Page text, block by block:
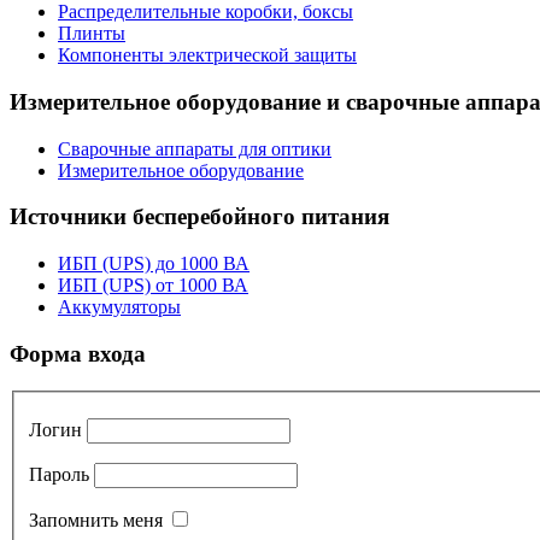
Распределительные коробки, боксы
Плинты
Компоненты электрической защиты
Измерительное оборудование и сварочные
Сварочные аппараты для оптики
Измерительное оборудование
Источники бесперебойного питания
ИБП (UPS) до 1000 ВА
ИБП (UPS) от 1000 ВА
Аккумуляторы
Форма входа
Логин
Пароль
Запомнить меня